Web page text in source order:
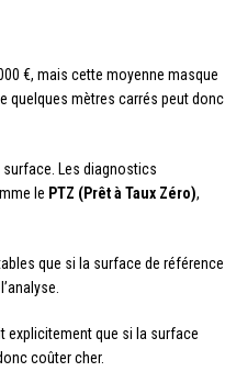
€, mais cette moyenne masque
quelques mètres carrés peut donc
Les diagnostics
le PTZ (Prêt à Taux Zéro),
que si la surface de référence
explicitement que si la surface
coûter cher.